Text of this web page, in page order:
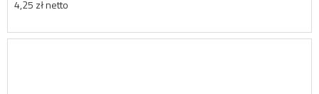
4,25 zł netto